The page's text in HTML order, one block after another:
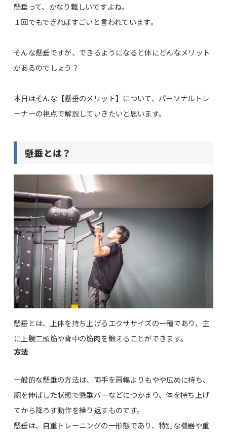
懸垂って、かなり難しいですよね。
１回でもできればすごいと言われています。
そんな懸垂ですが、できるようになると体にどんなメリット
があるのでしょう？
本日はそんな【懸垂のメリット】について、パーソナルトレ
ーナーの視点で解説していきたいと思います。
懸垂とは？
懸垂とは、上体を持ち上げるエクササイズの一種であり、主
に上腕二頭筋や背中の筋肉を鍛えることができます。
方法
一般的な懸垂の方法は、両手を肩幅よりもやや広めに持ち、
腕を伸ばした状態で懸垂バーなどにつかまり、体を持ち上げ
てから降ろす動作を繰り返すものです。
懸垂は、自重トレーニングの一形態であり、特別な機器や重